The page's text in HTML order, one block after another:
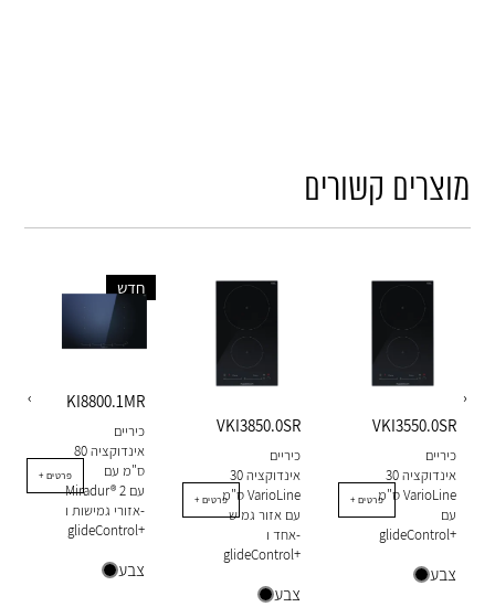
מוצרים קשורים
‹
חדש
KI8800.1MR
כיריים
אינדוקציה 80
ס"מ עם
Miradur® עם 2
אזורי גמישות ו-
glideControl+
צבע
+ פרטים
VKI3850.0SR
כיריים
אינדוקציה 30
ס"מ VarioLine
עם אזור גמיש
אחד ו-
glideControl+
צבע
+ פרטים
VKI3550.0SR
כיריים
אינדוקציה 30
ס"מ VarioLine
עם
glideControl+
צבע
+ פרטים
›